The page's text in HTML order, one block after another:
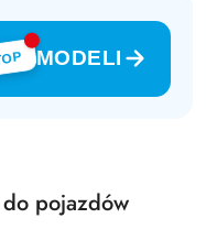
MODELI
pojazdów